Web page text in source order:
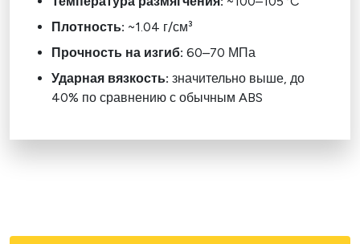
Плотность: ~1.04 г/см³
Прочность на изгиб: 60–70 МПа
Ударная вязкость: значительно выше, до
40% по сравнению с обычным ABS